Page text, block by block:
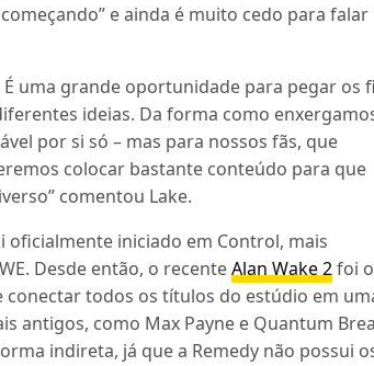
e ainda é muito cedo para falar
uma grande oportunidade para pegar os
ideias. Da forma como
por si só – mas para nossos fãs, que
colocar bastante conteúdo para que
comentou Lake.
iniciado em Control, mais
Desde então, o recenteAlan Wake 2foi o
todos os títulos do estúdio em
antigos, como Max Payne e Quantum
indireta, já que a Remedy não possui